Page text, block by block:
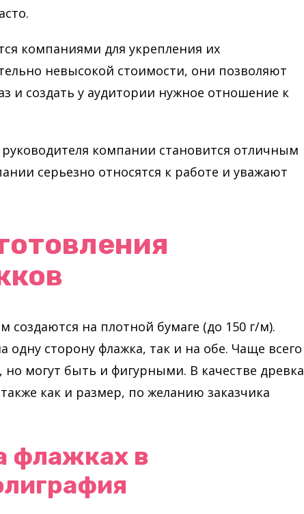
компаниями для укрепления их
невысокой стоимости, они позволяют
и создать у аудитории нужное отношение к
компании становится отличным
серьезно относятся к работе и уважают
создаются на плотной бумаге (до 150 г/м).
сторону флажка, так и на обе. Чаще всего
могут быть и фигурными. В качестве древка
как и размер, по желанию заказчика
флажках в